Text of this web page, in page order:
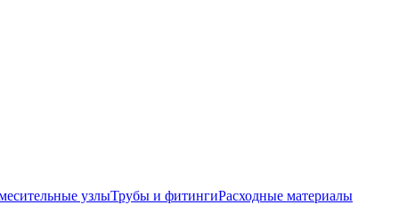
узлыТрубы и фитингиРасходные материалы